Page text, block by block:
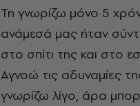
Τη γνωρίζω μόνο 5
ανάμεσά μας ήταν
στο σπίτι της και στο
Αγνοώ τις αδυναμίες
γνωρίζω λίγο, άρα